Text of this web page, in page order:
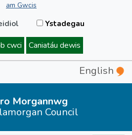
am Gwcis
Ystadegau
cwci Caniatáu dewis
English
Morgannwg
Council